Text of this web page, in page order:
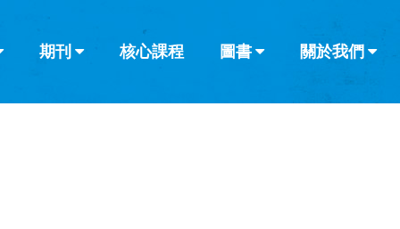
期刊 核心課程 圖書 關於我們
查看全部
查看全部